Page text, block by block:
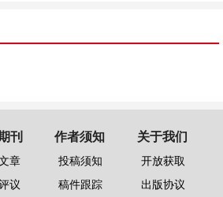
刊
章
议
作者须知
投稿须知
稿件跟踪
关于我们
开放获取
出版协议